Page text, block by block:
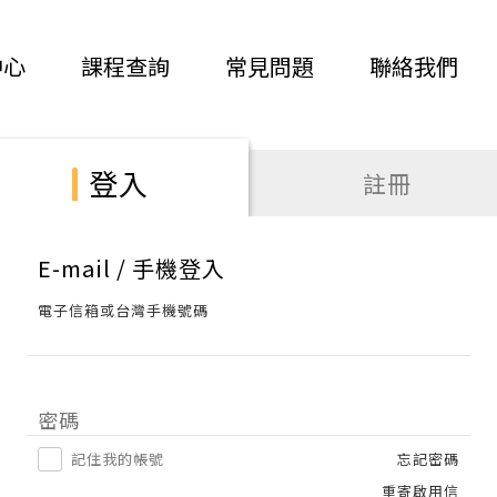
課程查詢 常見問題 聯絡我們
登入 註冊
E-mail / 手機登入
電子信箱或台灣手機號碼
密碼
記住我的帳號
忘記密碼
重寄啟用信